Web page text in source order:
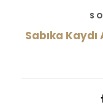
Sabıka